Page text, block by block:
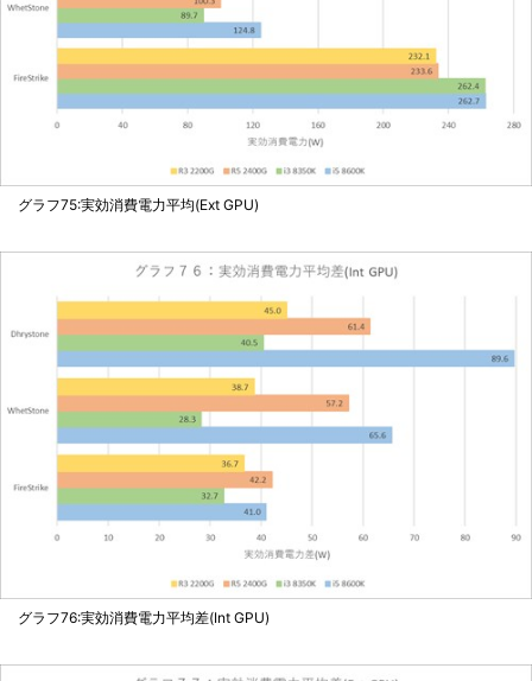
グラフ75:実効消費電力平均(Ext GPU)
グラフ76:実効消費電力平均差(Int GPU)